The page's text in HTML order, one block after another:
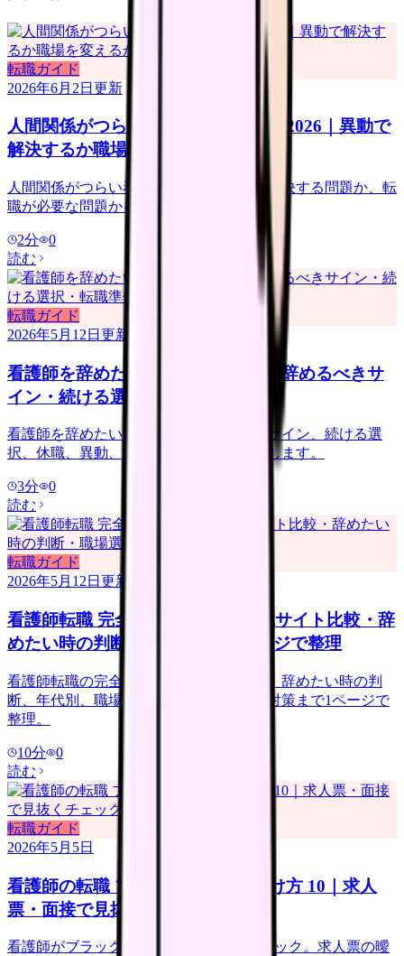
転職ガイド
2026年6月2日 更新
人間関係がつらい看護師の転職判断 2026｜異動で
解決するか職場を変えるか
人間関係がつらい看護師向けに、異動で解決する問題か、転
職が必要な問題かを整理します。
2分
0
読む
転職ガイド
2026年5月12日 更新
看護師を辞めたい時の完全ガイド｜辞めるべきサ
イン・続ける選択・転職準備
看護師を辞めたい時の判断ガイド。限界サイン、続ける選
択、休職、異動、転職、退職準備を整理します。
3分
0
読む
転職ガイド
2026年5月12日 更新
看護師転職 完全ガイド 2026｜転職サイト比較・辞
めたい時の判断・職場選びを1ページで整理
看護師転職の完全ハブ。転職サイト比較、辞めたい時の判
断、年代別、職場選び、退職準備、面接対策まで1ページで
整理。
10分
0
読む
転職ガイド
2026年5月5日
看護師の転職 ブラック病院の見分け方 10｜求人
票・面接で見抜くチェックリスト
看護師がブラック病院を回避する 10 チェック。求人票の曖